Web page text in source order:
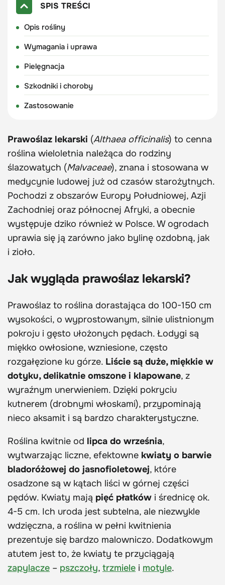
SPIS TREŚCI
Opis rośliny
Wymagania i uprawa
Pielęgnacja
Szkodniki i choroby
Zastosowanie
Prawoślaz lekarski (Althaea officinalis) to cenna
roślina wieloletnia należąca do rodziny
ślazowatych (Malvaceae), znana i stosowana w
medycynie ludowej już od czasów starożytnych.
Pochodzi z obszarów Europy Południowej, Azji
Zachodniej oraz północnej Afryki, a obecnie
występuje dziko również w Polsce. W ogrodach
uprawia się ją zarówno jako bylinę ozdobną, jak
i zioło.
Jak wygląda prawoślaz lekarski?
Prawoślaz to roślina dorastająca do 100-150 cm
wysokości, o wyprostowanym, silnie ulistnionym
pokroju i gęsto ułożonych pędach. Łodygi są
miękko owłosione, wzniesione, często
rozgałęzione ku górze. Liście są duże, miękkie w
dotyku, delikatnie omszone i klapowane, z
wyraźnym unerwieniem. Dzięki pokryciu
kutnerem (drobnymi włoskami), przypominają
nieco aksamit i są bardzo charakterystyczne.
Roślina kwitnie od lipca do września,
wytwarzając liczne, efektowne kwiaty o barwie
bladoróżowej do jasnofioletowej, które
osadzone są w kątach liści w górnej części
pędów. Kwiaty mają pięć płatków i średnicę ok.
4-5 cm. Ich uroda jest subtelna, ale niezwykle
wdzięczna, a roślina w pełni kwitnienia
prezentuje się bardzo malowniczo. Dodatkowym
atutem jest to, że kwiaty te przyciągają
zapylacze – pszczoły, trzmiele i motyle.